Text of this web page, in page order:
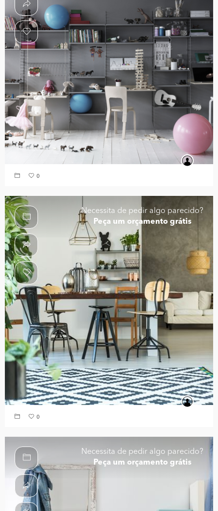
0
Necessita de pedir algo parecido?
Peça um orçamento grátis
0
Necessita de pedir algo parecido?
Peça um orçamento grátis